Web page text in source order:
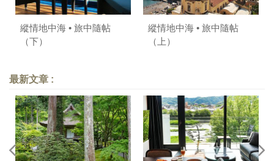
縱情地中海 • 旅中隨帖
（下）
縱情地中海 • 旅中隨帖
（上）
最新文章 :